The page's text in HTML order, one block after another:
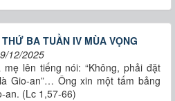
BA TUẦN IV MÙA VỌNG
12/2025
mẹ lên tiếng nói: “Không, phải đặt
Gio-an”… Ông xin một tấm bảng
an. (Lc 1,57-66)